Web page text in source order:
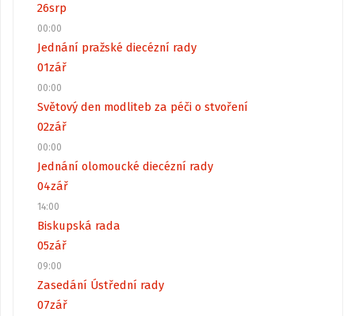
26srp
00:00
Jednání pražské diecézní rady
01zář
00:00
Světový den modliteb za péči o stvoření
02zář
00:00
Jednání olomoucké diecézní rady
04zář
14:00
Biskupská rada
05zář
09:00
Zasedání Ústřední rady
07zář